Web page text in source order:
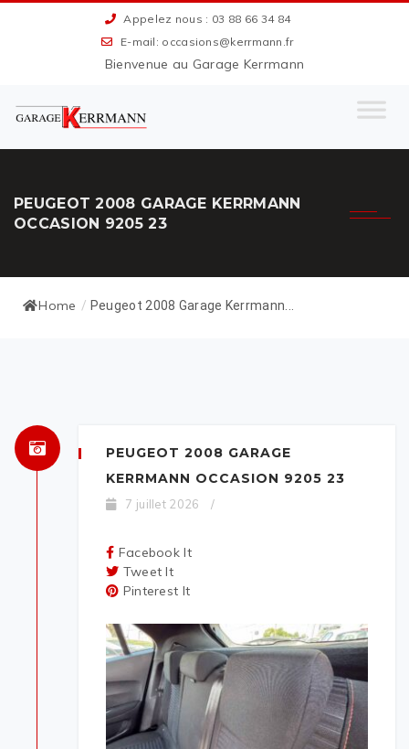
Appelez nous : 03 88 66 34 84
E-mail: occasions@kerrmann.fr
Bienvenue au Garage Kerrmann
PEUGEOT 2008 GARAGE KERRMANN
OCCASION 9205 23
Home / Peugeot 2008 Garage Kerrmann...
PEUGEOT 2008 GARAGE
KERRMANN OCCASION 9205 23
7 juillet 2026 /
Facebook It
Tweet It
Pinterest It